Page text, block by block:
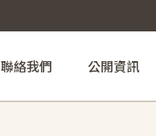
聯絡我們 公開資訊